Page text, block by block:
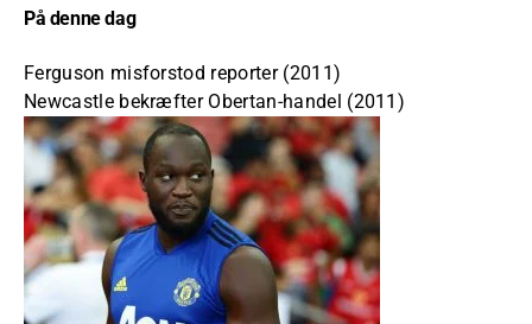
På denne dag
Ferguson misforstod reporter (2011)
Newcastle bekræfter Obertan-handel (2011)